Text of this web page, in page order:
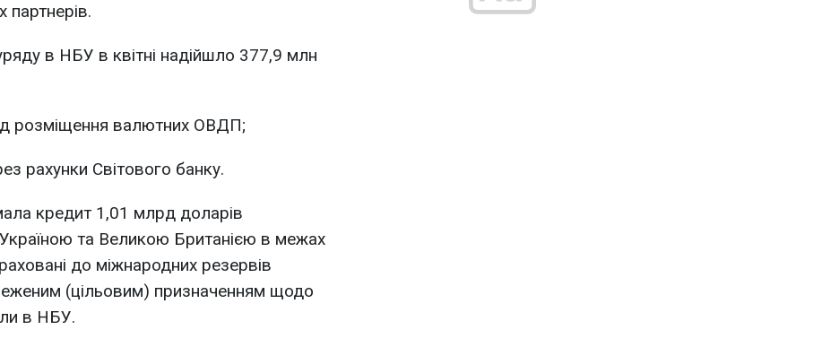
в НБУ в квітні надійшло 377,9 млн
розміщення валютних ОВДП;
рахунки Світового банку.
кредит 1,01 млрд доларів
та Великою Британією в межах
до міжнародних резервів
(цільовим) призначенням щодо
в НБУ.